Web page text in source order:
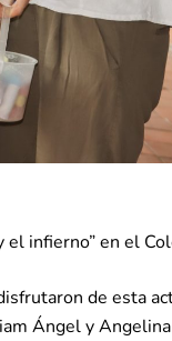
infierno” en el
de esta
Ángel y